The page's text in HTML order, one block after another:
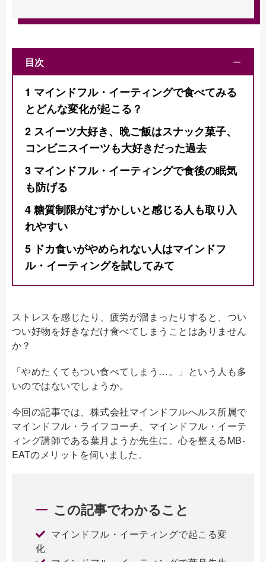
目次 ー
1 マインドフル・イーティングで食べてみる
とどんな変化が起こる？
2 スイーツ大好き、晩ご飯はスナック菓子、
コンビニスイーツも大好きだった過去
3 マインドフル・イーティングで食後の眠気
も防げる
4糖質制限がむずかしいと感じる人も取り入
れやすい
5 ドカ食いがやめられない人は​​マインドフ
ル・イーティングを試してみて
ストレスを感じたり、疲労が溜まったりすると、つい
つい好物を好きなだけ食べてしまうことはありません
か？
「やめたくてもつい食べてしまう…。」という人も多
いのではないでしょうか。
今回の記事では、株式会社マインドフルへルス所属で
マインドフル・ライフコーチ、マインドフル・イーテ
ィング講師である葉月ようか先生に、心を整えるMB-
EATのメリットを伺いました。
この記事でわかること
マインドフル・イーティングで起こる変
化